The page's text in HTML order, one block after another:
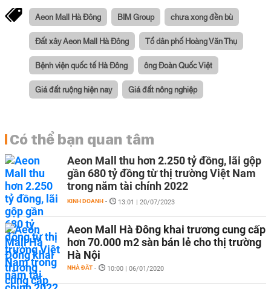
Aeon Mall Hà Đông BIM Group chưa xong đền bù
Đất xây Aeon Mall Hà Đông Tổ dân phố Hoàng Văn Thụ
Bệnh viện quốc tế Hà Đông ông Đoàn Quốc Việt
Giá đất ruộng hiện nay Giá đất nông nghiệp
Có thể bạn quan tâm
Aeon Mall thu hơn 2.250 tỷ đồng, lãi gộp
gần 680 tỷ đồng từ thị trường Việt Nam
trong năm tài chính 2022
KINH DOANH - 13:01 | 20/07/2023
Aeon Mall Hà Đông khai trương cung cấp
hơn 70.000 m2 sàn bán lẻ cho thị trường
Hà Nội
NHÀ ĐẤT - 10:00 | 06/01/2020